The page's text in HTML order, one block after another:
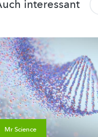
interessant
Mr Science